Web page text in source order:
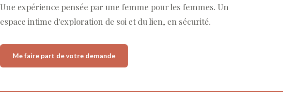
Une expérience pensée par une femme pour les femmes. Un
espace intime d'exploration de soi et du lien, en sécurité.
Me faire part de votre demande